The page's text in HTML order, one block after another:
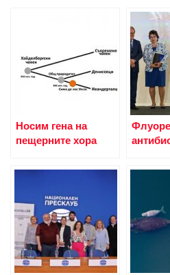
Носим гена на
пещерните хора